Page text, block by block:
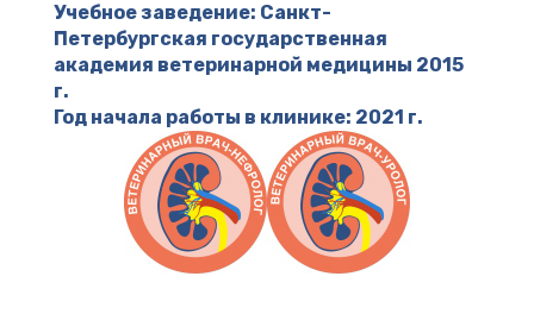
Учебное заведение: Санкт-
Петербургская государственная
академия ветеринарной медицины 2015
г.
Год начала работы в клинике: 2021 г.